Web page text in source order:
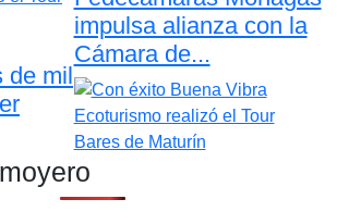
de mil
impulsa alianza con la
Cámara de...